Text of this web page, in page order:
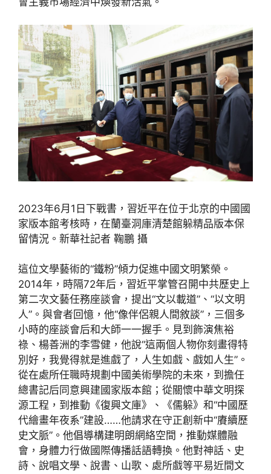
2023年6月1日下戰書，習近平在位于北京的中國國
家版本館考核時，在蘭臺洞庫清楚館躲精品版本保
留情況。新華社記者 鞠鵬 攝
這位文學藝術的“鐵粉”傾力促進中國文明繁榮。
2014年，時隔72年后，習近平掌管召開中共歷史上
第二次文藝任務座談會，提出“文以載道”、“以文明
人”。與會者回憶，他“像伴侶親人間敘談”，三個多
小時的座談會后和大師一一握手。見到飾演焦裕
祿、楊善洲的李雪健，他說“這兩個人物你刻畫得特
別好，我覺得就是進戲了，人生如戲、戲如人生”。
從在處所任職時規劃中國美術學院的未來，到擔任
總書記后同意興建國家版本館；從關懷中華文明探
源工程，到推動《復興文庫》、《儒躲》和“中國歷
代繪畫年夜系”建設……他請求在守正創新中“賡續歷
史文脈”。他倡導構建明朗網絡空間，推動媒體融
會，身體力行做國際傳播話語轉換。他對神話、史
詩、說唱文學、說書、山歌、處所戲等平易近間文